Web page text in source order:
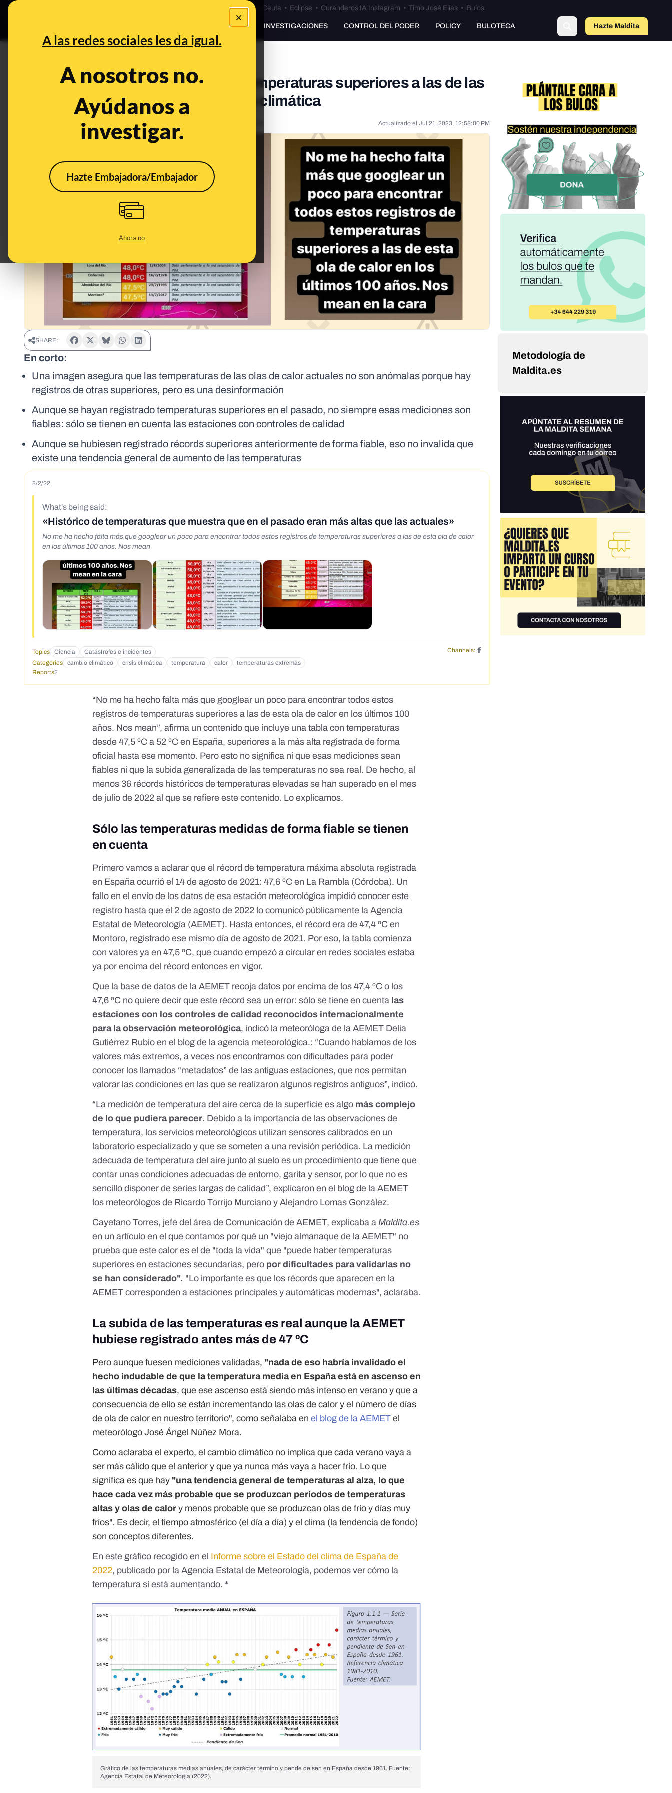
×
A las redes sociales les da igual.
A nosotros no.
Ayúdanos a
investigar.
Hazte Embajadora/Embajador
Ahora no
Especial Ceuta•Bulos Ceuta • Eclipse • Curanderos IA Instagram • Timo José Elías • Bulos
PREBUNKING INVESTIGACIONES CONTROL DEL PODER POLICY BULOTECA Hazte Maldito
Por qué que se hayan registrado temperaturas superiores a las de las
olas de calor no desmiente la crisis climática
Actualizado el Jul 21, 2023, 12:53:00 PM
SHARE:
En corto:
Una imagen asegura que las temperaturas de las olas de calor actuales no son anómalas porque hay
registros de otras superiores, pero es una desinformación
Aunque se hayan registrado temperaturas superiores en el pasado, no siempre esas mediciones son
fiables: sólo se tienen en cuenta las estaciones con controles de calidad
Aunque se hubiesen registrado récords superiores anteriormente de forma fiable, eso no invalida que
existe una tendencia general de aumento de las temperaturas
8/2/22
What's being said:
«Histórico de temperaturas que muestra que en el pasado eran más altas que las actuales»
No me ha hecho falta más que googlear un poco para encontrar todos estos registros de temperaturas superiores a las de esta ola de calor
en los últimos 100 años. Nos mean
Topics Ciencia Catástrofes e incidentes
Channels:
Categories
cambio climático crisis climática temperatura calor
temperaturas extremas
Reports2
“No me ha hecho falta más que googlear un poco para encontrar todos estos
registros de temperaturas superiores a las de esta ola de calor en los últimos 100
años. Nos mean”, afirma un contenido que incluye una tabla con temperaturas
desde 47,5 ºC a 52 ºC en España, superiores a la más alta registrada de forma
oficial hasta ese momento. Pero esto no significa ni que esas mediciones sean
fiables ni que la subida generalizada de las temperaturas no sea real. De hecho, al
menos 36 récords históricos de temperaturas elevadas se han superado en el mes
de julio de 2022 al que se refiere este contenido. Lo explicamos.
Sólo las temperaturas medidas de forma fiable se tienen
en cuenta
Primero vamos a aclarar que el récord de temperatura máxima absoluta registrada
en España ocurrió el 14 de agosto de 2021:47,6 ºC en La Rambla (Córdoba). Un
fallo en el envío de los datos de esa estación meteorológica impidió conocer este
registro hasta que el 2 de agosto de 2022 lo comunicó públicamente la Agencia
Estatal de Meteorología (AEMET). Hasta entonces, el récord era de 47,4 ºC en
Montoro, registrado ese mismo día de agosto de 2021. Por eso, la tabla comienza
con valores ya en 47,5 ºC, que cuando empezó a circular en redes sociales estaba
ya por encima del récord entonces en vigor.
Que la base de datos de la AEMET recoja datos por encima de los 47,4 ºC o los
47,6 ºC no quiere decir que este récord sea un error: sólo se tiene en cuenta las
estaciones con los controles de calidad reconocidos internacionalmente
para la observación meteorológica, indicó la meteoróloga de la AEMET Delia
Gutiérrez Rubio en el blog de la agencia meteorológica.: “Cuando hablamos de los
valores más extremos, a veces nos encontramos con dificultades para poder
conocer los llamados “metadatos” de las antiguas estaciones, que nos permitan
valorar las condiciones en las que se realizaron algunos registros antiguos”, indicó.
“La medición de temperatura del aire cerca de la superficie es algo más complejo
de lo que pudiera parecer. Debido a la importancia de las observaciones de
temperatura, los servicios meteorológicos utilizan sensores calibrados en un
laboratorio especializado y que se someten a una revisión periódica. La medición
adecuada de temperatura del aire junto al suelo es un procedimiento que tiene que
contar unas condiciones adecuadas de entorno, garita y sensor, por lo que no es
sencillo disponer de series largas de calidad”, explicaron en el blog de la AEMET
los meteorólogos de Ricardo Torrijo Murciano y Alejandro Lomas González.
Cayetano Torres, jefe del área de Comunicación de AEMET, explicaba aMaldita.es
en un artículo en el que contamos por qué un "viejo almanaque de la AEMET" no
prueba que este calor es el de "toda la vida" que "puede haber temperaturas
superiores en estaciones secundarias, pero por dificultades para validarlas no
se han considerado". "Lo importante es que los récords que aparecen en la
AEMET corresponden a estaciones principales y automáticas modernas", aclaraba.
La subida de las temperaturas es real aunque la AEMET
hubiese registrado antes más de 47 ºC
Pero aunque fuesen mediciones validadas, "nada de eso habría invalidado el
hecho indudable de que la temperatura media en España está en ascenso en
las últimas décadas, que ese ascenso está siendo más intenso en verano y que a
consecuencia de ello se están incrementando las olas de calor y el número de días
de ola de calor en nuestro territorio", como señalaba enel blog de la AEMET el
meteorólogo José Ángel Núñez Mora.
Como aclaraba el experto, el cambio climático no implica que cada verano vaya a
ser más cálido que el anterior y que ya nunca más vaya a hacer frío. Lo que
significa es que hay "una tendencia general de temperaturas al alza, lo que
hace cada vez más probable que se produzcan períodos de temperaturas
altas y olas de calor y menos probable que se produzcan olas de frío y días muy
fríos". Es decir, el tiempo atmosférico (el día a día) y el clima (la tendencia de fondo)
son conceptos diferentes.
En este gráfico recogido en el Informe sobre el Estado del clima de España de
2022, publicado por la Agencia Estatal de Meteorología, podemos ver cómo la
temperatura sí está aumentando. *
Gráfico de las temperaturas medias anuales, de carácter término y pende de sen en España desde 1961. Fuente:
Agencia Estatal de Meteorología (2022).
Metodología de
Maldita.es